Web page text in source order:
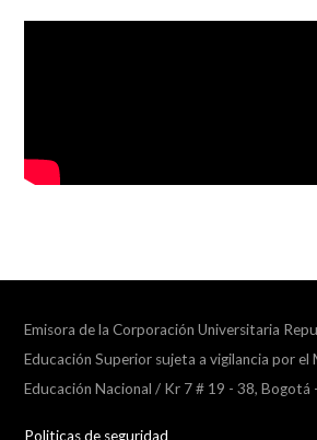
Emisora de la Corporación Universitaria
Educación Superior sujeta a vigilancia por el
Educación Nacional / Kr 7 # 19 - 38, Bogotá
Politicas de seguridad